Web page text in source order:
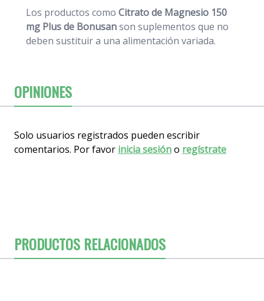
Los productos como Citrato de Magnesio 150
mg Plus de Bonusanson suplementos que no
deben sustituir a una alimentación variada.
OPINIONES
Solo usuarios registrados pueden escribir
comentarios. Por favor inicia sesióno regístrate
PRODUCTOS RELACIONADOS